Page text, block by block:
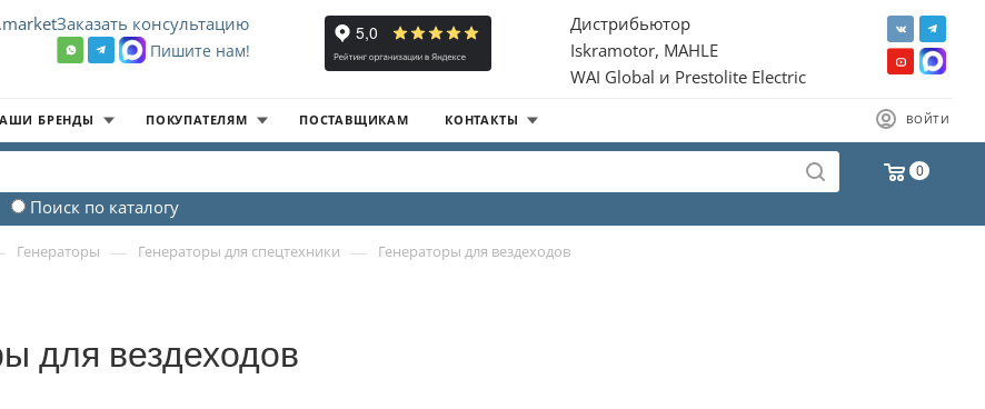
Заказать консультацию
Пишите нам!
Дистрибьютор
Iskramotor, MAHLE
WAI Global и Prestolite Electric
ВОЙТИ
БРЕНДЫ ПОКУПАТЕЛЯМ ПОСТАВЩИКАМ КОНТАКТЫ
0
Поиск по каталогу
Генераторы — Генераторы для спецтехники — Генераторы для вездеходов
для вездеходов